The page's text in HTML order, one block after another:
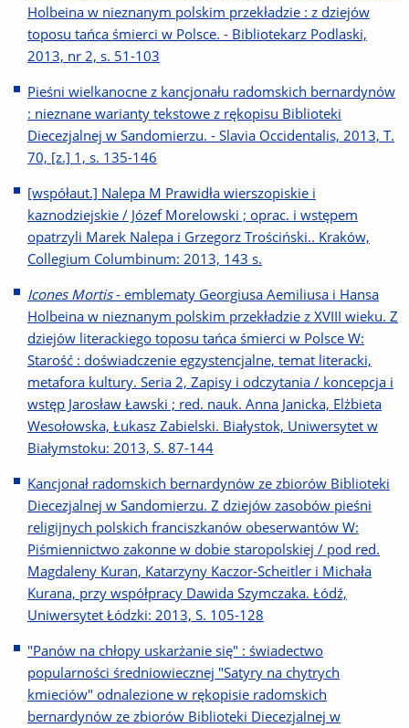
Holbeina w nieznanym polskim przekładzie : z dziejów
toposu tańca śmierci w Polsce. - Bibliotekarz Podlaski,
2013, nr 2, s. 51-103
Pieśni wielkanocne z kancjonału radomskich bernardynów
: nieznane warianty tekstowe z rękopisu Biblioteki
Diecezjalnej w Sandomierzu. - Slavia Occidentalis, 2013, T.
70, [z.] 1, s. 135-146
[współaut.] Nalepa M Prawidła wierszopiskie i
kaznodziejskie / Józef Morelowski ; oprac. i wstępem
opatrzyli Marek Nalepa i Grzegorz Trościński.. Kraków,
Collegium Columbinum: 2013, 143 s.
Icones Mortis- emblematy Georgiusa Aemiliusa i Hansa
Holbeina w nieznanym polskim przekładzie z XVIII wieku. Z
dziejów literackiego toposu tańca śmierci w Polsce W:
Starość : doświadczenie egzystencjalne, temat literacki,
metafora kultury. Seria 2, Zapisy i odczytania / koncepcja i
wstęp Jarosław Ławski ; red. nauk. Anna Janicka, Elżbieta
Wesołowska, Łukasz Zabielski. Białystok, Uniwersytet w
Białymstoku: 2013, S. 87-144
Kancjonał radomskich bernardynów ze zbiorów Biblioteki
Diecezjalnej w Sandomierzu. Z dziejów zasobów pieśni
religijnych polskich franciszkanów obeserwantów W:
Piśmiennictwo zakonne w dobie staropolskiej / pod red.
Magdaleny Kuran, Katarzyny Kaczor-Scheitler i Michała
Kurana, przy współpracy Dawida Szymczaka. Łódź,
Uniwersytet Łódzki: 2013, S. 105-128
"Panów na chłopy uskarżanie się" : świadectwo
popularności średniowiecznej "Satyry na chytrych
kmieciów" odnalezione w rękopisie radomskich
bernardynów ze zbiorów Biblioteki Diecezjalnej w